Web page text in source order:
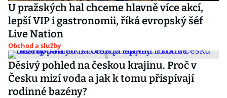
U pražských hal chceme hlavně více akcí,
lepší VIP i gastronomii, říká evropský šéf
Live Nation
Obchod a služby
Děsivý pohled na českou krajinu. Proč v
Česku mizí voda a jak k tomu přispívají
rodinné bazény?